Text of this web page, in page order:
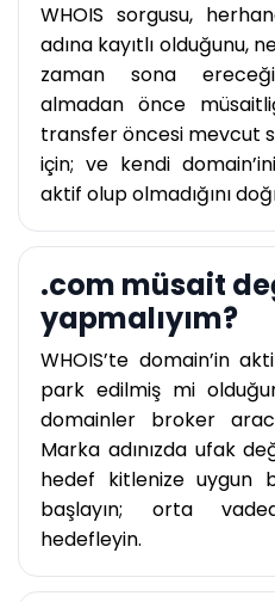
WHOIS sorgusu,
adına kayıtlı olduğunu,
zaman sona
almadan önce
transfer öncesi mevcut
için; ve kendi
aktif olup olmadığını
.com müsait
yapmalıyım?
WHOIS’te domain’in
park edilmiş mi
domainler broker
Marka adınızda ufak
hedef kitlenize uygun
başlayın; orta
hedefleyin.